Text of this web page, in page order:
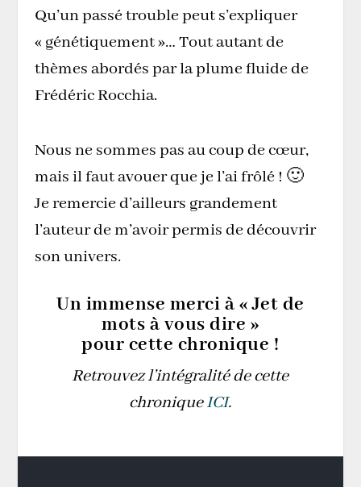
Qu’un passé trouble peut s’expliquer
« génétiquement »… Tout autant de
thèmes abordés par la plume fluide de
Frédéric Rocchia.
Nous ne sommes pas au coup de cœur,
mais il faut avouer que je l’ai frôlé ! 🙂
Je remercie d’ailleurs grandement
l’auteur de m’avoir permis de découvrir
son univers.
Un immense merci à « Jet de
mots à vous dire »
pour cette chronique !
Retrouvez l’intégralité de cette
chroniqueICI.